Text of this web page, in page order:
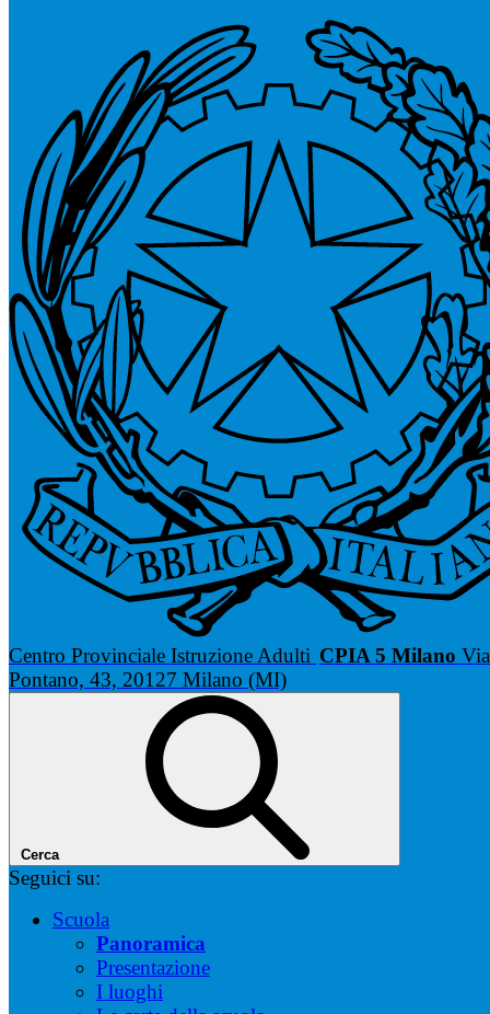
Centro Provinciale Istruzione Adulti CPIA 5 Milano Via
Pontano, 43, 20127 Milano (MI)
Cerca
Seguici su:
Scuola
Panoramica
Presentazione
I luoghi